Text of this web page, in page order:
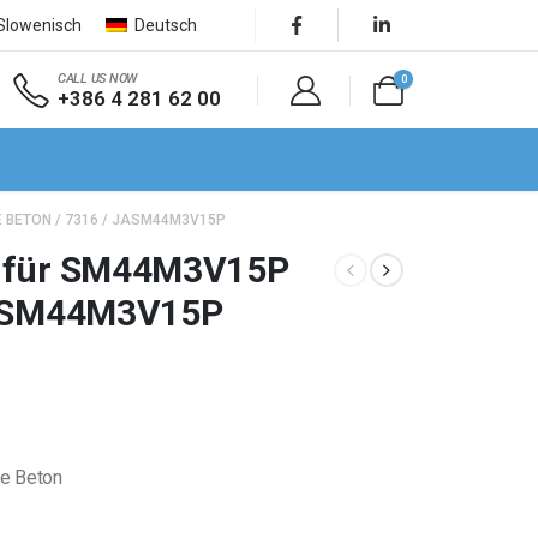
Deutsch
CALL US NOW
+386 4 281 62 00
0
BETON / 7316 / JASM44M3V15P
SM44M3V15P
Beton